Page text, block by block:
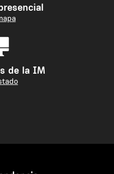
de la IM